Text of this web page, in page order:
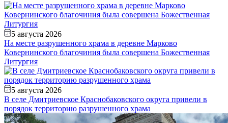
5 августа 2026
На месте разрушенного храма в деревне Марково
Ковернинского благочиния была совершена Божественная
Литургия
5 августа 2026
В селе Дмитриевское Краснобаковского округа привели в
порядок территорию разрушенного храма